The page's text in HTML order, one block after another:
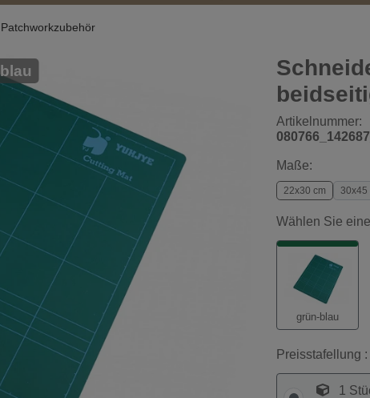
Patchworkzubehör
Artikelnummer:
Maße:
22x30 cm 30x45
Wählen Sie
grün-blau
Preisstafellung :
1